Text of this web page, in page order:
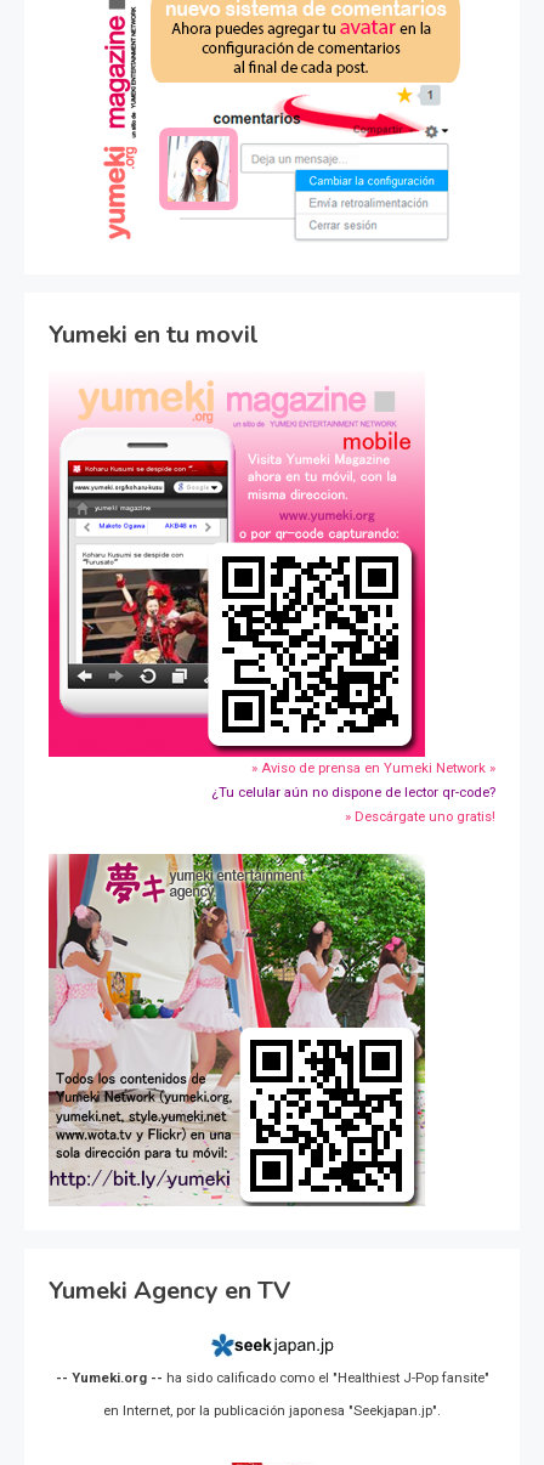
Yumeki en tu movil
» Aviso de prensa en Yumeki Network »
¿Tu celular aún no dispone de lector qr-code?
» Descárgate uno gratis!
Yumeki Agency en TV
-- Yumeki.org -- ha sido calificado como el "Healthiest J-Pop fansite"
en Internet, por la publicación japonesa "Seekjapan.jp".